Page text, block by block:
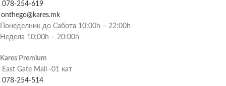
078-254-619
onthego@kares.mk
Понеделник до Сабота 10:00h – 22:00h
Недела 10:00h – 20:00h
Kares Premium
East Gate Mall -01 кат
078-254-514